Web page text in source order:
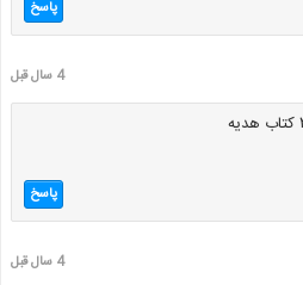
پاسخ
4 سال قبل
پاسخ
4 سال قبل